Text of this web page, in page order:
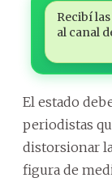
Recibí
al canal
El estado
periodistas
distorsionar
figura de